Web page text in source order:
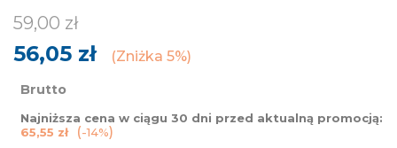
59,00 zł
56,05 zł Zniżka 5%
Brutto
Najniższa cena w ciągu 30 dni przed aktualną promocją:
65,55 zł
-14%